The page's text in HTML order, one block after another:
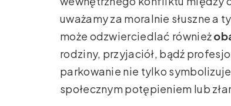
uważamy za moralnie słuszne a
może odzwierciedlać również
rodziny, przyjaciół, bądź
parkowanie nie tylko
społecznym potępieniem lub